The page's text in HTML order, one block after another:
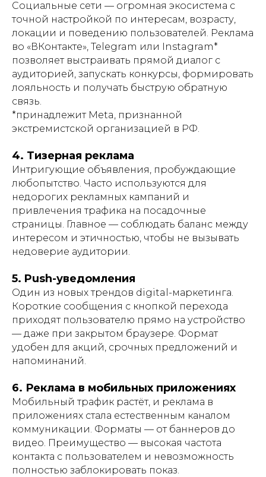
Социальные сети — огромная экосистема с
точной настройкой по интересам, возрасту,
локации и поведению пользователей. Реклама
во «ВКонтакте», Telegram или Instagram*
позволяет выстраивать прямой диалог с
аудиторией, запускать конкурсы, формировать
лояльность и получать быструю обратную
связь.
*принадлежит Meta, признанной
экстремистской организацией в РФ.
4. Тизерная реклама
Интригующие объявления, пробуждающие
любопытство. Часто используются для
недорогих рекламных кампаний и
привлечения трафика на посадочные
страницы. Главное — соблюдать баланс между
интересом и этичностью, чтобы не вызывать
недоверие аудитории.
5. Push-уведомления
Один из новых трендов digital-маркетинга.
Короткие сообщения с кнопкой перехода
приходят пользователю прямо на устройство
— даже при закрытом браузере. Формат
удобен для акций, срочных предложений и
напоминаний.
6. Реклама в мобильных приложениях
Мобильный трафик растёт, и реклама в
приложениях стала естественным каналом
коммуникации. Форматы — от баннеров до
видео. Преимущество — высокая частота
контакта с пользователем и невозможность
полностью заблокировать показ.